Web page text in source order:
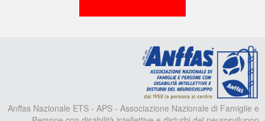
Anffas Nazionale ETS - APS - Associazione Nazionale di Famiglie e